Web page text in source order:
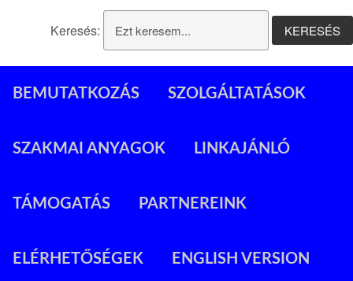
Keresés:
BEMUTATKOZÁS SZOLGÁLTATÁSOK
SZAKMAI ANYAGOK LINKAJÁNLÓ
TÁMOGATÁS PARTNEREINK
ELÉRHETŐSÉGEK ENGLISH VERSION